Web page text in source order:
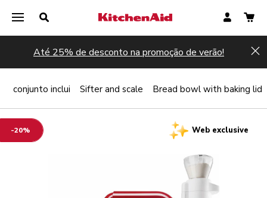
Até 25% de desconto na promoção de verão!
-20% Web exclusive
conjunto inclui Sifter and scale Bread bowl with baking lid